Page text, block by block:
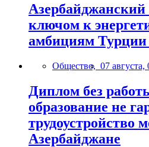
Азербайджанский
ключом к
амбициям Турции
Общество, 07 августа,
Диплом без
образование не
трудоустройство
Азербайджане